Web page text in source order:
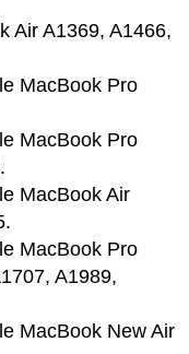
Air A1369, A1466,
MacBook Pro
MacBook Pro
MacBook Air
MacBook Pro
A1989,
MacBook New Air